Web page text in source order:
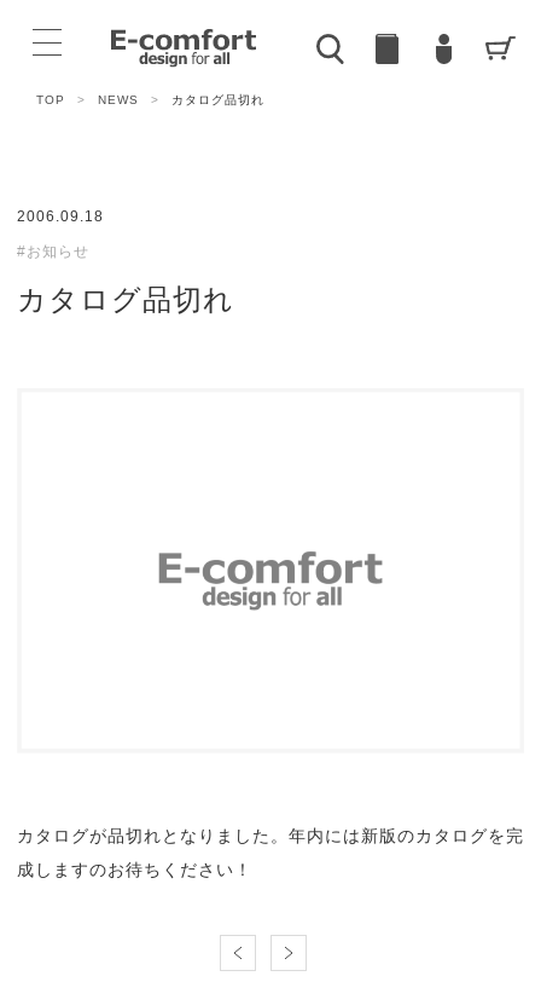
TOP > NEWS > カタログ品切れ
2006.09.18
#お知らせ
カタログ品切れ
カタログが品切れとなりました。年内には新版のカタログを完
成しますのお待ちください！